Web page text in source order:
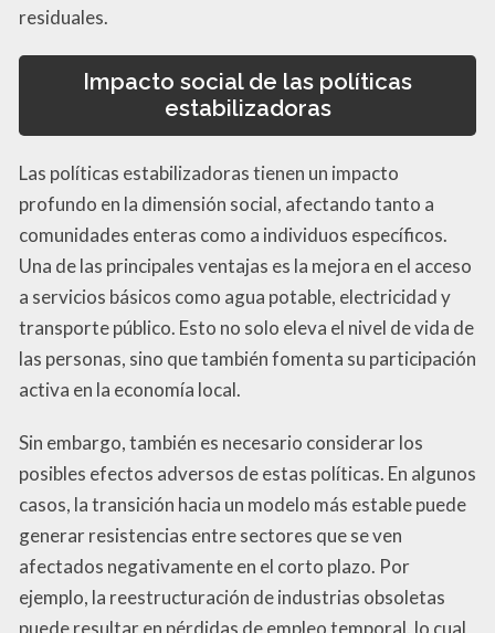
residuales.
Impacto social de las políticas
estabilizadoras
Las políticas estabilizadoras tienen un impacto
profundo en la dimensión social, afectando tanto a
comunidades enteras como a individuos específicos.
Una de las principales ventajas es la mejora en el acceso
a servicios básicos como agua potable, electricidad y
transporte público. Esto no solo eleva el nivel de vida de
las personas, sino que también fomenta su participación
activa en la economía local.
Sin embargo, también es necesario considerar los
posibles efectos adversos de estas políticas. En algunos
casos, la transición hacia un modelo más estable puede
generar resistencias entre sectores que se ven
afectados negativamente en el corto plazo. Por
ejemplo, la reestructuración de industrias obsoletas
puede resultar en pérdidas de empleo temporal, lo cual